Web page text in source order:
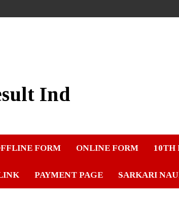
Ind
FORM ONLINE FORM 10TH
PAYMENT PAGE SARKARI